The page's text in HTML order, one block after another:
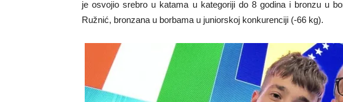
je osvojio srebro u katama u kategoriji do 8 godina i bronzu u
Ružnić, bronzana u borbama u juniorskoj konkurenciji (-66 kg).